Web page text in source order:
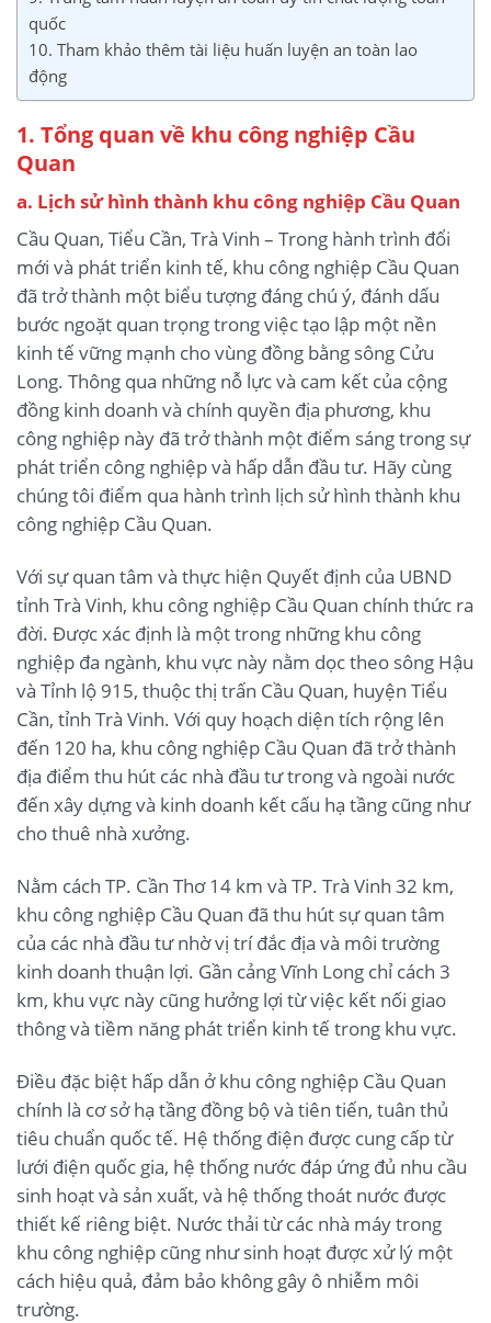
quốc
10. Tham khảo thêm tài liệu huấn luyện an toàn lao
động
1. Tổng quan về khu công nghiệp Cầu
Quan
a. Lịch sử hình thành khu công nghiệp Cầu Quan
Cầu Quan, Tiểu Cần, Trà Vinh – Trong hành trình đổi
mới và phát triển kinh tế, khu công nghiệp Cầu Quan
đã trở thành một biểu tượng đáng chú ý, đánh dấu
bước ngoặt quan trọng trong việc tạo lập một nền
kinh tế vững mạnh cho vùng đồng bằng sông Cửu
Long. Thông qua những nỗ lực và cam kết của cộng
đồng kinh doanh và chính quyền địa phương, khu
công nghiệp này đã trở thành một điểm sáng trong sự
phát triển công nghiệp và hấp dẫn đầu tư. Hãy cùng
chúng tôi điểm qua hành trình lịch sử hình thành khu
công nghiệp Cầu Quan.
Với sự quan tâm và thực hiện Quyết định của UBND
tỉnh Trà Vinh, khu công nghiệp Cầu Quan chính thức ra
đời. Được xác định là một trong những khu công
nghiệp đa ngành, khu vực này nằm dọc theo sông Hậu
và Tỉnh lộ 915, thuộc thị trấn Cầu Quan, huyện Tiểu
Cần, tỉnh Trà Vinh. Với quy hoạch diện tích rộng lên
đến 120 ha, khu công nghiệp Cầu Quan đã trở thành
địa điểm thu hút các nhà đầu tư trong và ngoài nước
đến xây dựng và kinh doanh kết cấu hạ tầng cũng như
cho thuê nhà xưởng.
Nằm cách TP. Cần Thơ 14 km và TP. Trà Vinh 32 km,
khu công nghiệp Cầu Quan đã thu hút sự quan tâm
của các nhà đầu tư nhờ vị trí đắc địa và môi trường
kinh doanh thuận lợi. Gần cảng Vĩnh Long chỉ cách 3
km, khu vực này cũng hưởng lợi từ việc kết nối giao
thông và tiềm năng phát triển kinh tế trong khu vực.
Điều đặc biệt hấp dẫn ở khu công nghiệp Cầu Quan
chính là cơ sở hạ tầng đồng bộ và tiên tiến, tuân thủ
tiêu chuẩn quốc tế. Hệ thống điện được cung cấp từ
lưới điện quốc gia, hệ thống nước đáp ứng đủ nhu cầu
sinh hoạt và sản xuất, và hệ thống thoát nước được
thiết kế riêng biệt. Nước thải từ các nhà máy trong
khu công nghiệp cũng như sinh hoạt được xử lý một
cách hiệu quả, đảm bảo không gây ô nhiễm môi
trường.